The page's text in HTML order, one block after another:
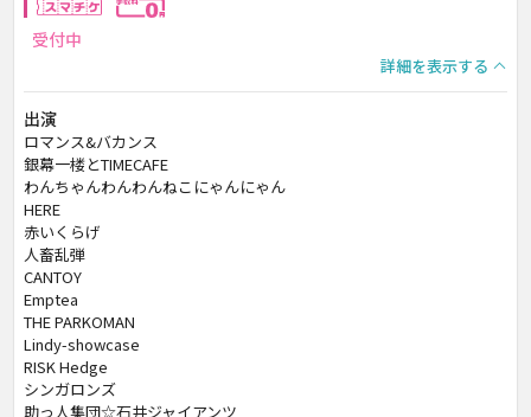
スマチケ
受付中
詳細を表示する
出演
ロマンス&バカンス
銀幕一楼とTIMECAFE
わんちゃんわんわんねこにゃんにゃん
HERE
赤いくらげ
人畜乱弾
CANTOY
Emptea
THE PARKOMAN
Lindy-showcase
RISK Hedge
シンガロンズ
助っ人集団☆石井ジャイアンツ